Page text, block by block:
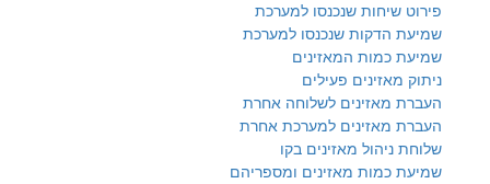
פירוט שיחות שנכנסו למערכת
שמיעת הדקות שנכנסו למערכת
שמיעת כמות המאזינים
ניתוק מאזינים פעילים
העברת מאזינים לשלוחה אחרת
העברת מאזינים למערכת אחרת
שלוחת ניהול מאזינים בקו
שמיעת כמות מאזינים ומספריהם